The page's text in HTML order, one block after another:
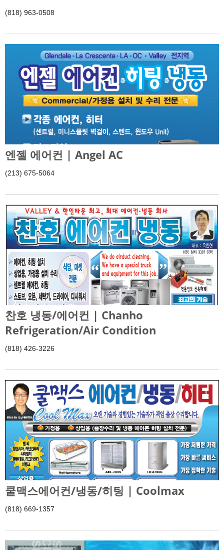
(818) 963-0508
엔젤 에어컨 | Angel AC
(213) 675-5064
찬호 냉동/에어컨 | Chanho
Refrigeration/Air Condition
(818) 426-3226
쿨맥스에어컨/냉동/히팅 | Coolmax
(818) 669-1357